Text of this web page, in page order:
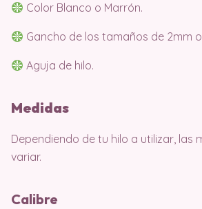
Color Blanco o Marrón.
Gancho de los tamaños de 2mm
Aguja de hilo.
Medidas
Dependiendo de tu hilo a utilizar, las
variar.
Calibre